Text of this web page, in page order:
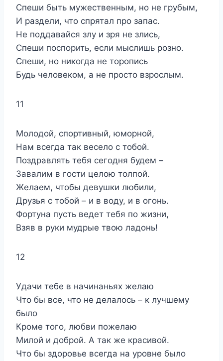
Спеши быть мужественным, но не грубым,
И раздели, что спрятал про запас.
Не поддавайся злу и зря не злись,
Спеши поспорить, если мыслишь розно.
Спеши, но никогда не торопись
Будь человеком, а не просто взрослым.
11
Молодой, спортивный, юморной,
Нам всегда так весело с тобой.
Поздравлять тебя сегодня будем –
Завалим в гости целою толпой.
Желаем, чтобы девушки любили,
Друзья с тобой – и в воду, и в огонь.
Фортуна пусть ведет тебя по жизни,
Взяв в руки мудрые твою ладонь!
12
Удачи тебе в начинаньях желаю
Что бы все, что не делалось – к лучшему
было
Кроме того, любви пожелаю
Милой и доброй. А так же красивой.
Что бы здоровье всегда на уровне было